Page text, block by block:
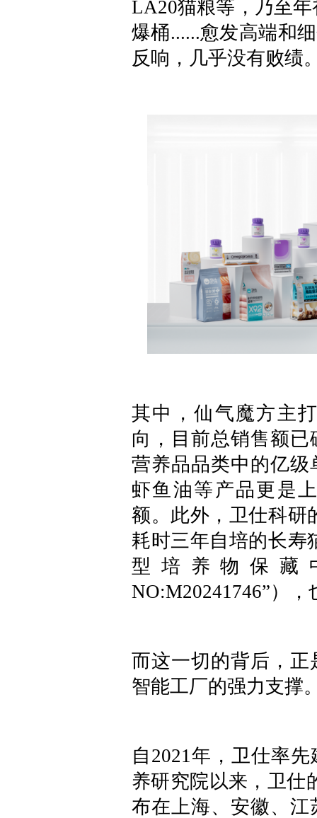
LA20猫粮等，乃至
爆桶......愈发高端和
反响，几乎没有败绩
其中，仙气魔方主
向，目前总销售额
营养品品类中的亿
虾鱼油等产品更是
额。此外，卫仕科研
耗时三年自培的长寿
型培养物保藏
NO:M20241746”）
而这一切的背后，
智能工厂的强力支撑
自2021年，卫仕率
养研究院以来，卫仕
布在上海、安徽、